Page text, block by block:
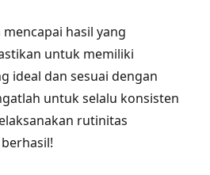
hasil yang
untuk memiliki
ideal dan sesuai dengan
untuk selalu konsisten
rutinitas